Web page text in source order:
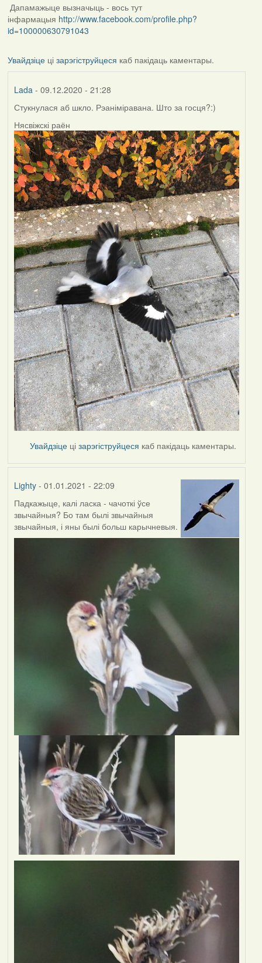
Дапамажыце вызначыць - вось тут
інфармацыя http://www.facebook.com/profile.php?
id=100000630791043
Увайдзіцеці зарэгіструйцеся каб пакідаць каментары.
Lada- 09.12.2020 - 21:28
Стукнулася аб шкло. Рэаніміравана. Што за госця?:)
Нясвіжскі раён
Увайдзіце цізарэгіструйцеся каб пакідаць каментары.
Lighty- 01.01.2021 - 22:09
Падкажыце, калі ласка - чачоткі ўсе
звычайныя? Бо там былі звычайныя
звычайныя, і яны былі больш карычневыя.